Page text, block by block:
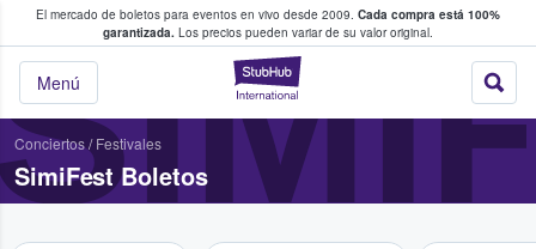
El mercado de boletos para eventos en vivo desde 2009. Cada compra está 100%
garantizada. Los precios pueden variar de su valor original.
StubHub: donde
Menú
fans compran y venden boletos
Conciertos/ Festivales
SimiFest Boletos